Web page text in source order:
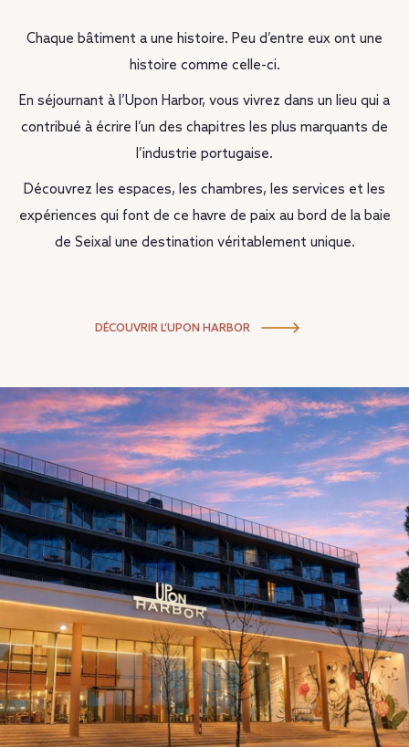
Chaque bâtiment a une histoire. Peu d’entre eux ont une
histoire comme celle-ci.
En séjournant à l’Upon Harbor, vous vivrez dans un lieu qui a
contribué à écrire l’un des chapitres les plus marquants de
l’industrie portugaise.
Découvrez les espaces, les chambres, les services et les
expériences qui font de ce havre de paix au bord de la baie
de Seixal une destination véritablement unique.
DÉCOUVRIR L’UPON HARBOR